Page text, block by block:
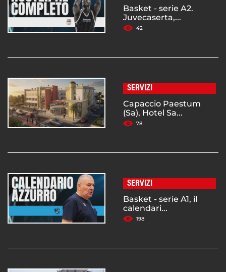
Basket - serie A2.
Juvecaserta,...
42
SERVIZI
Capaccio Paestum
(Sa), Hotel Sa...
78
SERVIZI
Basket - serie A1, il
calendari...
198